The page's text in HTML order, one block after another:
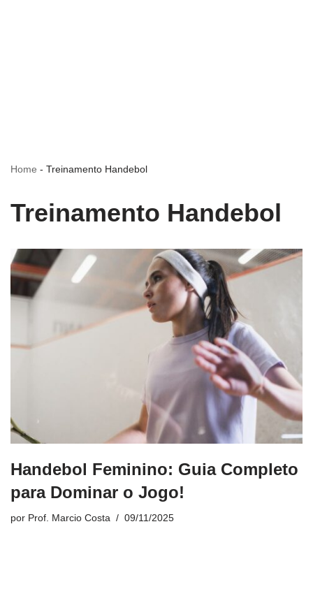
Home - Treinamento Handebol
Treinamento Handebol
Handebol Feminino: Guia Completo
para Dominar o Jogo!
por Prof. Marcio Costa 09/11/2025